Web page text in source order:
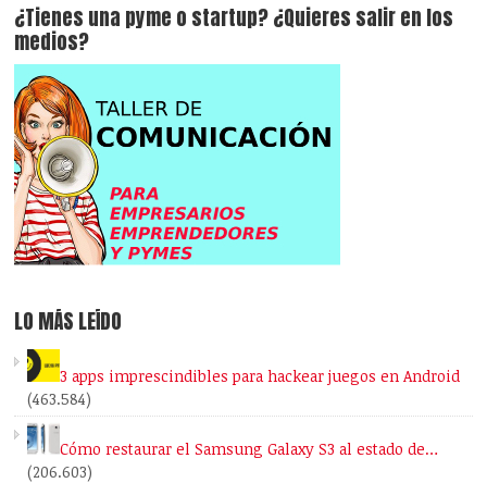
¿Tienes una pyme o startup? ¿Quieres salir en los
medios?
LO MÁS LEÍDO
3 apps imprescindibles para hackear juegos en Android
(463.584)
Cómo restaurar el Samsung Galaxy S3 al estado de…
(206.603)